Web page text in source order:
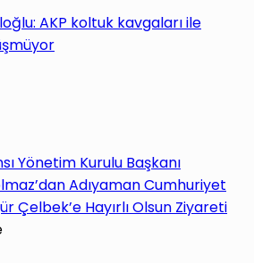
AKP koltuk kavgaları ile
Yönetim Kurulu Başkanı
Adıyaman Cumhuriyet
Çelbek’e Hayırlı Olsun Ziyareti